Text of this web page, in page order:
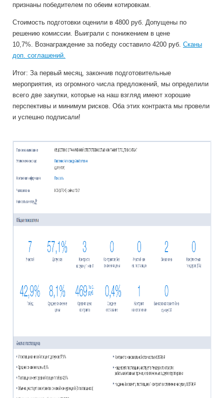
признаны победителем по обеим котировкам.
Стоимость подготовки оценили в 4800 руб. Допущены по
решению комиссии. Выиграли с понижением в цене
10,7%. Вознаграждение за победу составило 4200 руб. Сканы
доп. соглашений.
Итог: За первый месяц, закончив подготовительные
мероприятия, из огромного числа предложений, мы определили
всего две закупки, которые на наш взгляд имеют хорошие
перспективы и минимум рисков. Оба этих контракта мы провели
и успешно подписали!